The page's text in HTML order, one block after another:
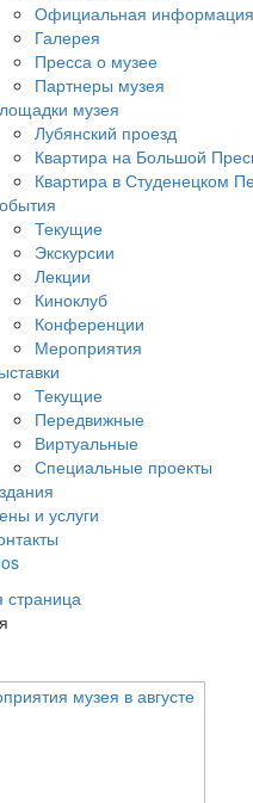
Официальная информация
Галерея
Пресса о музее
Партнеры музея
музея
Лубянский проезд
Квартира на Большой
Квартира в Студенецком
Текущие
Экскурсии
Лекции
Киноклуб
Конференции
Мероприятия
Текущие
Передвижные
Виртуальные
Специальные проекты
и услуги
страница